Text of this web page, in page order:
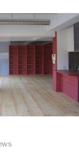
お名前
メールアドレ
ご住所